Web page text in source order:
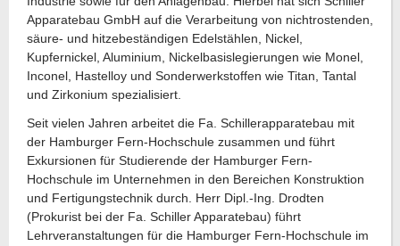
Apparatebau GmbH auf die Verarbeitung von nichtrostenden,
säure- und hitzebeständigen Edelstählen, Nickel,
Kupfernickel, Aluminium, Nickelbasislegierungen wie Monel,
Inconel, Hastelloy und Sonderwerkstoffen wie Titan, Tantal
und Zirkonium spezialisiert.
Seit vielen Jahren arbeitet die Fa. Schillerapparatebau mit
der Hamburger Fern-Hochschule zusammen und führt
Exkursionen für Studierende der Hamburger Fern-
Hochschule im Unternehmen in den Bereichen Konstruktion
und Fertigungstechnik durch. Herr Dipl.-Ing. Drodten
(Prokurist bei der Fa. Schiller Apparatebau) führt
Lehrveranstaltungen für die Hamburger Fern-Hochschule im